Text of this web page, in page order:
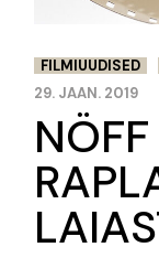
FILMIUUDISED
29. JAAN. 2019